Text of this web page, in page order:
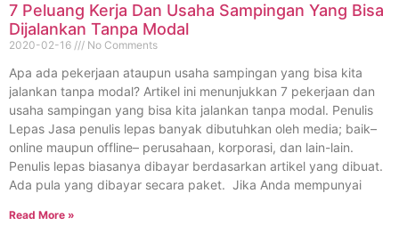
7 Peluang Kerja Dan Usaha Sampingan Yang Bisa
Dijalankan Tanpa Modal
2020-02-16 No Comments
Apa ada pekerjaan ataupun usaha sampingan yang bisa kita
jalankan tanpa modal? Artikel ini menunjukkan 7 pekerjaan dan
usaha sampingan yang bisa kita jalankan tanpa modal. Penulis
Lepas Jasa penulis lepas banyak dibutuhkan oleh media; baik–
online maupun offline– perusahaan, korporasi, dan lain-lain.
Penulis lepas biasanya dibayar berdasarkan artikel yang dibuat.
Ada pula yang dibayar secara paket. Jika Anda mempunyai
Read More »